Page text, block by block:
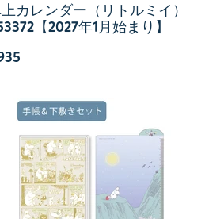
カレンダー（リトルミイ）
【2027年1月始まり】